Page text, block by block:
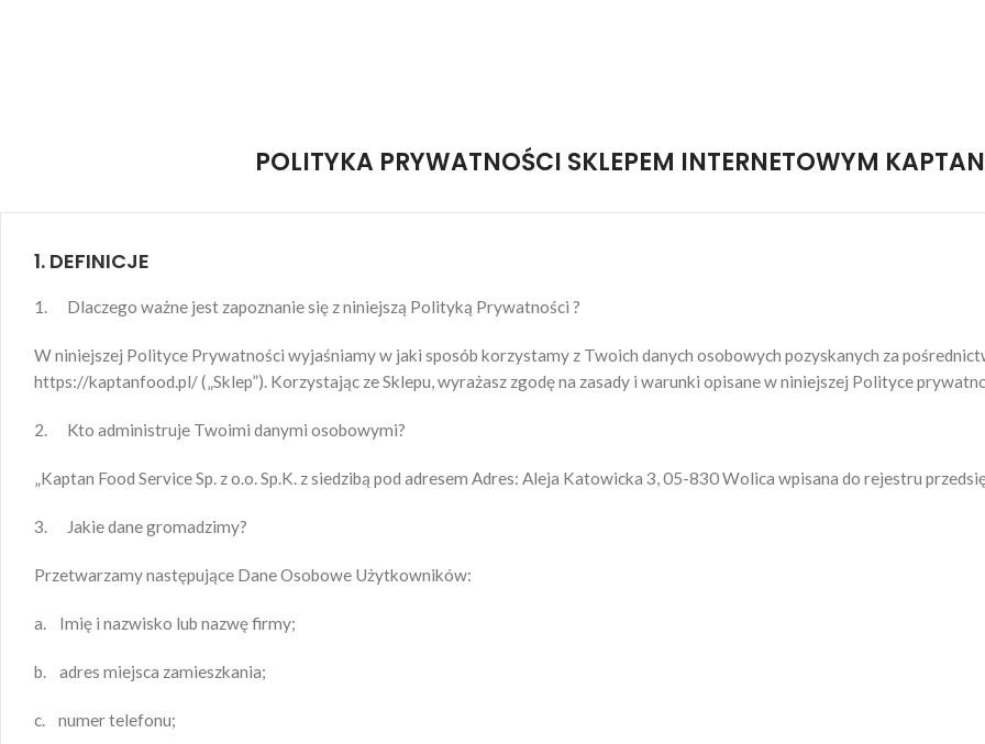
POLITYKA PRYWATNOŚCI SKLEPEM INTERNETOWYM
1. DEFINICJE
1. Dlaczego ważne jest zapoznanie się z niniejszą Polityką Prywatności ?
W niniejszej Polityce Prywatności wyjaśniamy w jaki sposób korzystamy z Twoich danych osobowych pozyskanych za
https://kaptanfood.pl/ („Sklep”). Korzystając ze Sklepu, wyrażasz zgodę na zasady i warunki opisane w niniejszej Polityce
2. Kto administruje Twoimi danymi osobowymi?
„Kaptan Food Service Sp. z o.o. Sp.K. z siedzibą pod adresem Adres: Aleja Katowicka 3, 05-830 Wolica wpisana do rejestru
3. Jakie dane gromadzimy?
Przetwarzamy następujące Dane Osobowe Użytkowników:
a. Imię i nazwisko lub nazwę firmy;
b. adres miejsca zamieszkania;
c. numer telefonu;